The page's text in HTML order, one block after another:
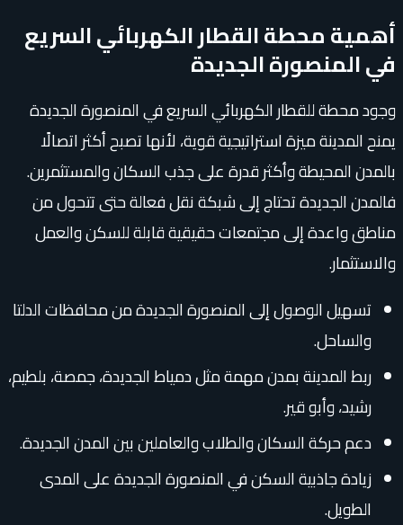
أهمية محطة القطار الكهربائي السريع
في المنصورة الجديدة
وجود محطة للقطار الكهربائي السريع في المنصورة الجديدة
يمنح المدينة ميزة استراتيجية قوية، لأنها تصبح أكثر اتصالًا
بالمدن المحيطة وأكثر قدرة على جذب السكان والمستثمرين.
فالمدن الجديدة تحتاج إلى شبكة نقل فعالة حتى تتحول من
مناطق واعدة إلى مجتمعات حقيقية قابلة للسكن والعمل
والاستثمار.
تسهيل الوصول إلى المنصورة الجديدة من محافظات الدلتا
والساحل.
ربط المدينة بمدن مهمة مثل دمياط الجديدة، جمصة، بلطيم،
رشيد، وأبو قير.
دعم حركة السكان والطلاب والعاملين بين المدن الجديدة.
زيادة جاذبية السكن في المنصورة الجديدة على المدى
الطويل.